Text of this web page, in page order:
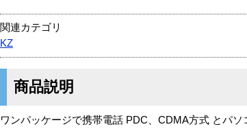
関連カテゴリ
KZ
商品説明
ワンパッケージで携帯電話 PDC、CDMA方式 とパ